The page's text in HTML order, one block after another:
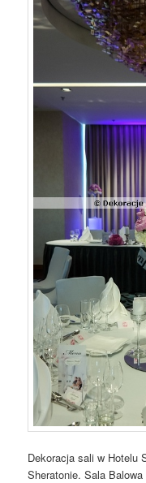
Dekoracja sali w Hotelu
Sheratonie. Sala